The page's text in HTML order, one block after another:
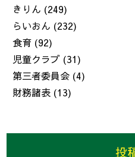
きりん (249)
らいおん (232)
食育 (92)
児童クラブ (31)
第三者委員会 (4)
財務諸表 (13)
投